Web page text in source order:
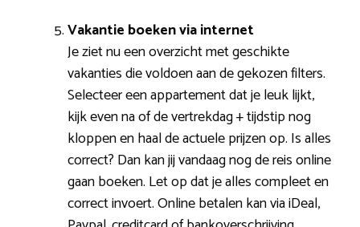
Vakantie boeken via internet
Je ziet nu een overzicht met geschikte
vakanties die voldoen aan de gekozen filters.
Selecteer een appartement dat je leuk lijkt,
kijk even na of de vertrekdag + tijdstip nog
kloppen en haal de actuele prijzen op. Is alles
correct? Dan kan jij vandaag nog de reis online
gaan boeken. Let op dat je alles compleet en
correct invoert. Online betalen kan via iDeal,